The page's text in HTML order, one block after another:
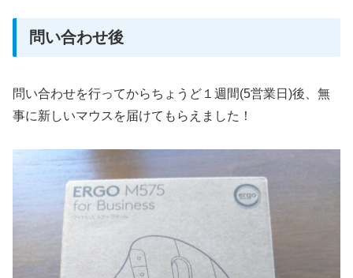
問い合わせ後
問い合わせを行ってからちょうど１週間(5営業日)後、無
事に新しいマウスを届けてもらえました！